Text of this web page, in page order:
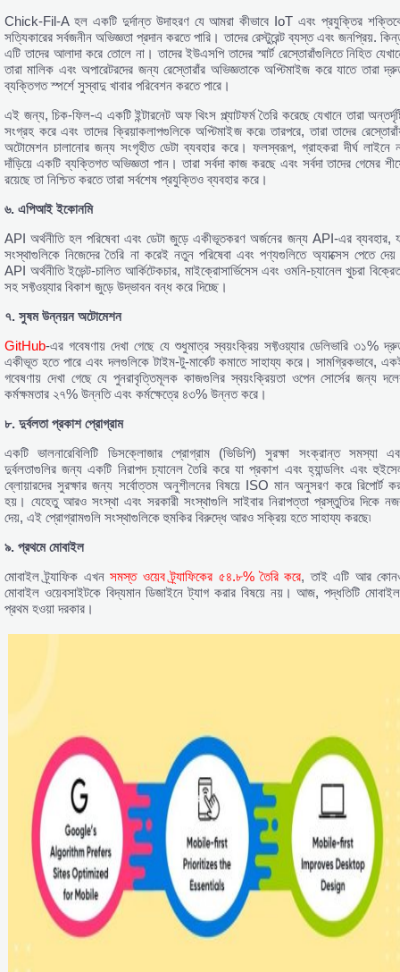
Chick-Fil-A হল একটি দুর্দান্ত উদাহরণ যে আমরা কীভাবে IoT এবং প্রযুক্তির
সত্যিকারের সর্বজনীন অভিজ্ঞতা প্রদান করতে পারি। তাদের রেস্টুরেন্ট ব্যস্ত এবং জনপ্রিয়.
এটি তাদের আলাদা করে তোলে না। তাদের ইউএসপি তাদের স্মার্ট রেস্তোরাঁগুলিতে নিহিত
তারা মালিক এবং অপারেটরদের জন্য রেস্তোরাঁর অভিজ্ঞতাকে অপ্টিমাইজ করে যাতে তারা
ব্যক্তিগত স্পর্শে সুস্বাদু খাবার পরিবেশন করতে পারে।
এই জন্য, চিক-ফিল-এ একটি ইন্টারনেট অফ থিংস প্ল্যাটফর্ম তৈরি করেছে যেখানে তারা
সংগ্রহ করে এবং তাদের ক্রিয়াকলাপগুলিকে অপ্টিমাইজ করে৷ তারপরে, তারা তাদের
অটোমেশন চালানোর জন্য সংগৃহীত ডেটা ব্যবহার করে। ফলস্বরূপ, গ্রাহকরা দীর্ঘ লাইনে
দাঁড়িয়ে একটি ব্যক্তিগত অভিজ্ঞতা পান। তারা সর্বদা কাজ করছে এবং সর্বদা তাদের গেমের
রয়েছে তা নিশ্চিত করতে তারা সর্বশেষ প্রযুক্তিও ব্যবহার করে।
৬. এপিআইইকোনমি
API অর্থনীতি হল পরিষেবা এবং ডেটা জুড়ে একীভূতকরণ অর্জনের জন্য API-এর ব্যবহার,
সংস্থাগুলিকে নিজেদের তৈরি না করেই নতুন পরিষেবা এবং পণ্যগুলিতে অ্যাক্সেস পেতে
API অর্থনীতি ইভেন্ট-চালিত আর্কিটেকচার, মাইক্রোসার্ভিসেস এবং ওমনি-চ্যানেল খুচরা
সহ সফ্টওয়্যার বিকাশ জুড়ে উদ্ভাবন বন্ধ করে দিচ্ছে।
৭. সুষমউন্নয়নঅটোমেশন
GitHub-এর গবেষণায় দেখা গেছে যে শুধুমাত্র স্বয়ংক্রিয় সফ্টওয়্যার ডেলিভারি ৩১%
একীভূত হতে পারে এবং দলগুলিকে টাইম-টু-মার্কেট কমাতে সাহায্য করে। সামগ্রিকভাবে,
গবেষণায় দেখা গেছে যে পুনরাবৃত্তিমূলক কাজগুলির স্বয়ংক্রিয়তা ওপেন সোর্সের জন্য
কর্মক্ষমতার ২৭% উন্নতি এবং কর্মক্ষেত্রে ৪৩% উন্নত করে।
৮. দুর্বলতাপ্রকাশপ্রোগ্রাম
একটি ভালনারেবিলিটি ডিসক্লোজার প্রোগ্রাম (ভিডিপি) সুরক্ষা সংক্রান্ত সমস্যা
দুর্বলতাগুলির জন্য একটি নিরাপদ চ্যানেল তৈরি করে যা প্রকাশ এবং হ্যান্ডলিং এবং
ব্লোয়ারদের সুরক্ষার জন্য সর্বোত্তম অনুশীলনের বিষয়ে ISO মান অনুসরণ করে রিপোর্ট
হয়। যেহেতু আরও সংস্থা এবং সরকারী সংস্থাগুলি সাইবার নিরাপত্তা প্রস্তুতির দিকে
দেয়, এই প্রোগ্রামগুলি সংস্থাগুলিকে হুমকির বিরুদ্ধে আরও সক্রিয় হতে সাহায্য করছে৷
৯. প্রথমেমোবাইল
মোবাইল ট্র্যাফিক এখনসমস্ত ওয়েব ট্র্যাফিকের ৫৪.৮% তৈরি করে, তাই এটি আর
মোবাইল ওয়েবসাইটকে বিদ্যমান ডিজাইনে ট্যাগ করার বিষয়ে নয়। আজ, পদ্ধতিটি
প্রথম হওয়া দরকার।